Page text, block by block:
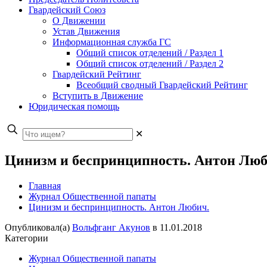
Гвардейский Союз
О Движении
Устав Движения
Информационная служба ГС
Общий список отделений / Раздел 1
Общий список отделений / Раздел 2
Гвардейский Рейтинг
Всеобщий сводный Гвардейский Рейтинг
Вступить в Движение
Юридическая помощь
✕
Цинизм и беспринципность. Антон
Главная
Журнал Общественной папаты
Цинизм и беспринципность. Антон Любич.
Опубликовал(а) Вольфганг Акунов в 11.01.2018
Категории
Журнал Общественной папаты